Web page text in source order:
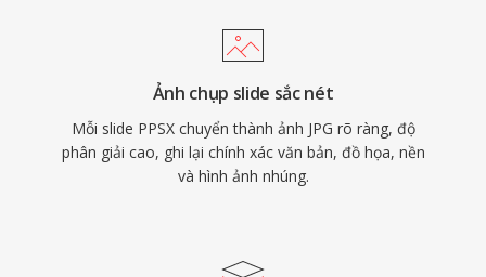
Ảnh chụp slide sắc nét
Mỗi slide PPSX chuyển thành ảnh JPG rõ ràng, độ
phân giải cao, ghi lại chính xác văn bản, đồ họa, nền
và hình ảnh nhúng.